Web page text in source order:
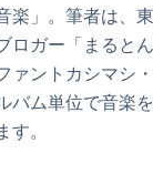
楽」。筆者は、
ロガー「まるとん
ァントカシマシ
バム単位で音楽
す。